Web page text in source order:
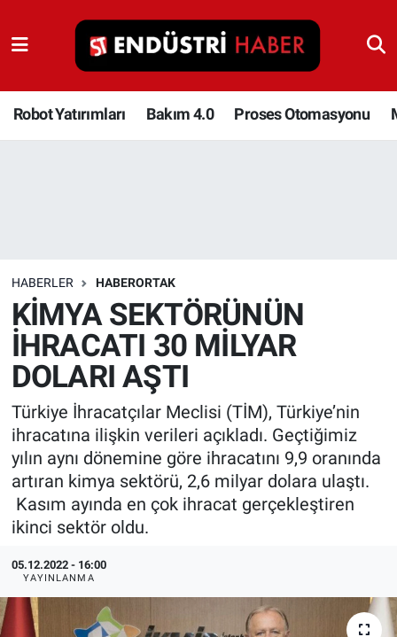
Robot Yatırımları Bakım 4.0 Proses Otomasyonu
HABERLER HABERORTAK
KİMYA SEKTÖRÜNÜN
İHRACATI 30 MİLYAR
DOLARI AŞTI
Türkiye İhracatçılar Meclisi (TİM), Türkiye’nin
ihracatına ilişkin verileri açıkladı. Geçtiğimiz
yılın aynı dönemine göre ihracatını 9,9 oranında
artıran kimya sektörü, 2,6 milyar dolara ulaştı.
Kasım ayında en çok ihracat gerçekleştiren
ikinci sektör oldu.
05.12.2022 - 16:00
YAYINLANMA
Robot Yatırımları
Bakım 4.0
Depolama Çözümleri
İnşaat ve Malzeme
HaberOrtak
EndüstriST
Enerjisini Üreten Fabrikalar
Endüstri 4.0 Uygulamaları
Ağır Sanayi Çözümleri